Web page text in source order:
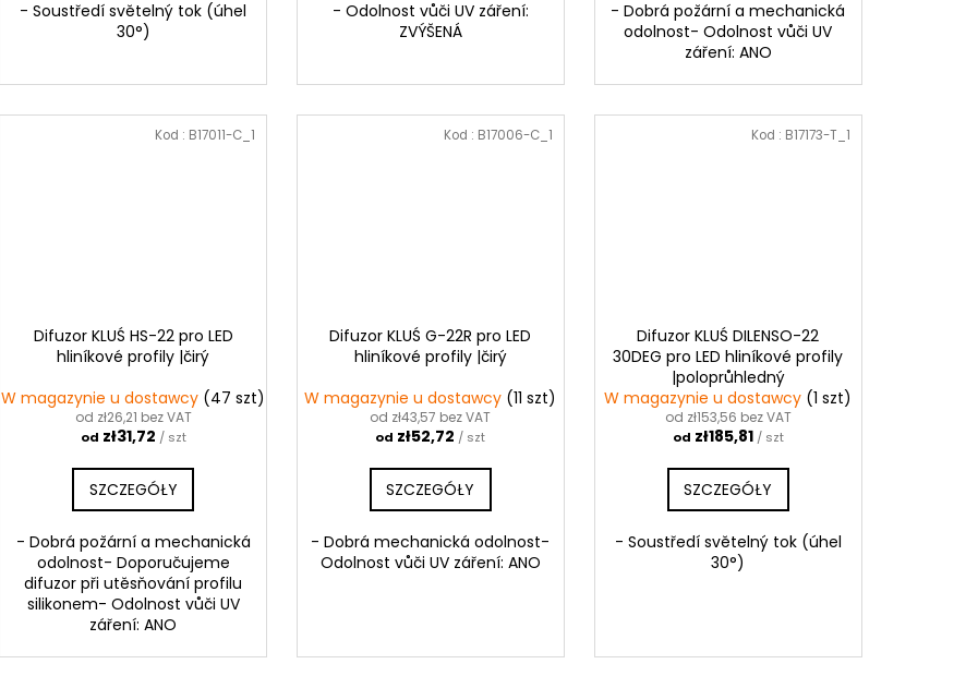
- Soustředí světelný tok (úhel
30°)
- Odolnost vůči UV záření:
ZVÝŠENÁ
- Dobrá požární a mechanická
odolnost- Odolnost vůči UV
záření: ANO
Difuzor KLUŚ HS-22 pro LED
hliníkové profily |čirý
W magazynie u dostawcy (47 szt)
od zł26,21 bez VAT
od zł31,72 / szt
SZCZEGÓŁY
- Dobrá požární a mechanická
odolnost- Doporučujeme
difuzor při utěsňování profilu
silikonem- Odolnost vůči UV
záření: ANO
Kod : B17011-C_1
Difuzor KLUŚ G-22R pro LED
hliníkové profily |čirý
W magazynie u dostawcy (11 szt)
od zł43,57 bez VAT
od zł52,72 / szt
SZCZEGÓŁY
- Dobrá mechanická odolnost-
Odolnost vůči UV záření: ANO
Kod : B17006-C_1
Difuzor KLUŚ DILENSO-22
30DEG pro LED hliníkové profily
|poloprůhledný
W magazynie u dostawcy (1 szt)
od zł153,56 bez VAT
od zł185,81 / szt
SZCZEGÓŁY
- Soustředí světelný tok (úhel
30°)
Kod : B17173-T_1